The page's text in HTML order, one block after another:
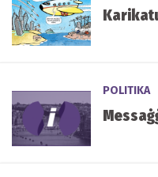
POLITIKA